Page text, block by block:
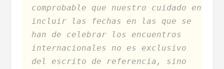
comprobable que nuestro cuidado en
incluir las fechas en las que se
han de celebrar los encuentros
internacionales no es exclusivo
del escrito de referencia, sino